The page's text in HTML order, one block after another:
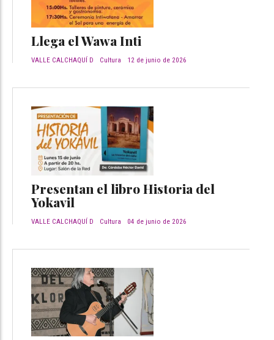
Llega el Wawa Inti
VALLE CALCHAQUÍ D Cultura 12 de junio de 2026
Presentan el libro Historia del
Yokavil
VALLE CALCHAQUÍ D Cultura 04 de junio de 2026